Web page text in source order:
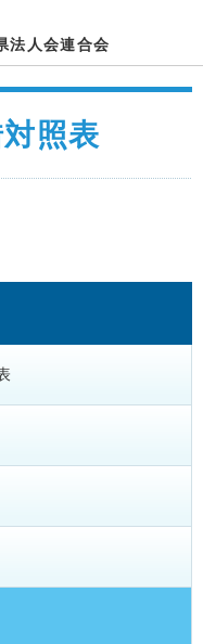
法人会連合会
照表